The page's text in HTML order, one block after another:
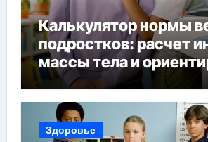
Калькулятор нормы
подростков: расчет
массы тела и
возрасту, росту и полу
Здоровье